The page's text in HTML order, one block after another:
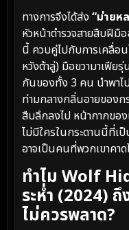
ทางการจึงได้ส่ง “ม่ายห
หัวหน้าตำรวจสายสืบฝีมื
นี้ ควบคู่ไปกับการเคลื่อน
หวังต้าลู่) มือขวามาเฟีย
กันของทั้ง 3 คน นำพาไ
ท่ามกลางกลิ่นอายของก
สืบลึกลงไป หน้ากากขอ
ไม่มีใครในกระดานนี้ที่เ
อาจเป็นคนที่พวกเขาคา
ทำไม Wolf
ระห่ำ (2024)
ไม่ควรพลาด?